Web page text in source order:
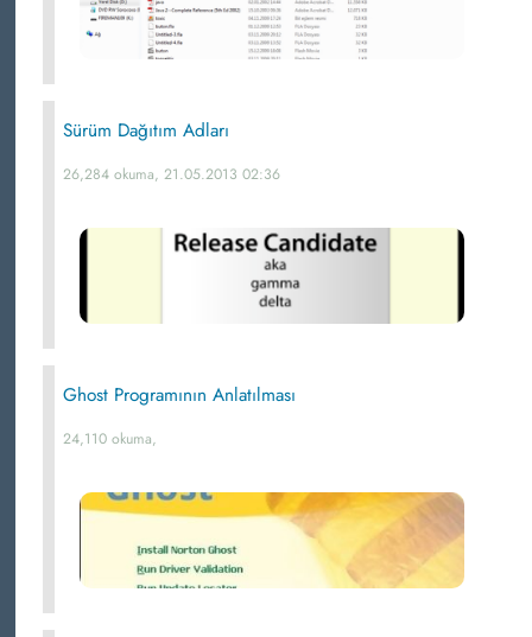
Sürüm Dağıtım Adları
26,284 okuma, 21.05.2013 02:36
Ghost Programının Anlatılması
24,110 okuma,